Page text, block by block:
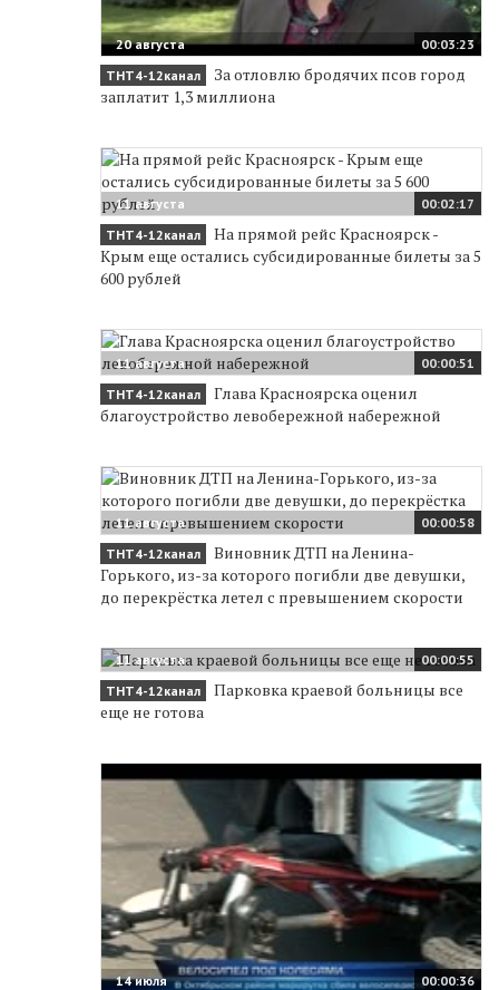
00:03:23
20 августа
ТНТ4-12канал
За отловлю бродячих псов город
заплатит 1,3 миллиона
00:02:17
11 августа
ТНТ4-12канал
На прямой рейс Красноярск -
Крым еще остались субсидированные билеты за 5
600 рублей
00:00:51
11 августа
ТНТ4-12канал
Глава Красноярска оценил
благоустройство левобережной набережной
00:00:58
11 августа
ТНТ4-12канал
Виновник ДТП на Ленина-
Горького, из-за которого погибли две девушки,
до перекрёстка летел с превышением скорости
00:00:55
11 августа
ТНТ4-12канал
Парковка краевой больницы все
еще не готова
00:00:36
14 июля